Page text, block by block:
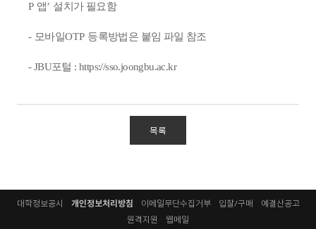
P 앱’ 설치가 필요함
- 모바일OTP 등록방법은 붙임 파일 참조
- JBU포털 : https://sso.joongbu.ac.kr
목록
대학정보공시 개인정보처리방침 이메일무단수집거부 입찰/구매
예결산공고
원격지원
웹메일